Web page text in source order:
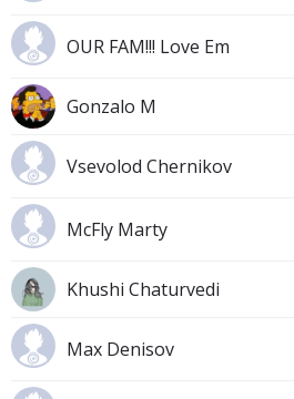
OUR FAM!!! Love Em
Gonzalo M
Vsevolod Chernikov
McFly Marty
Khushi Chaturvedi
Max Denisov